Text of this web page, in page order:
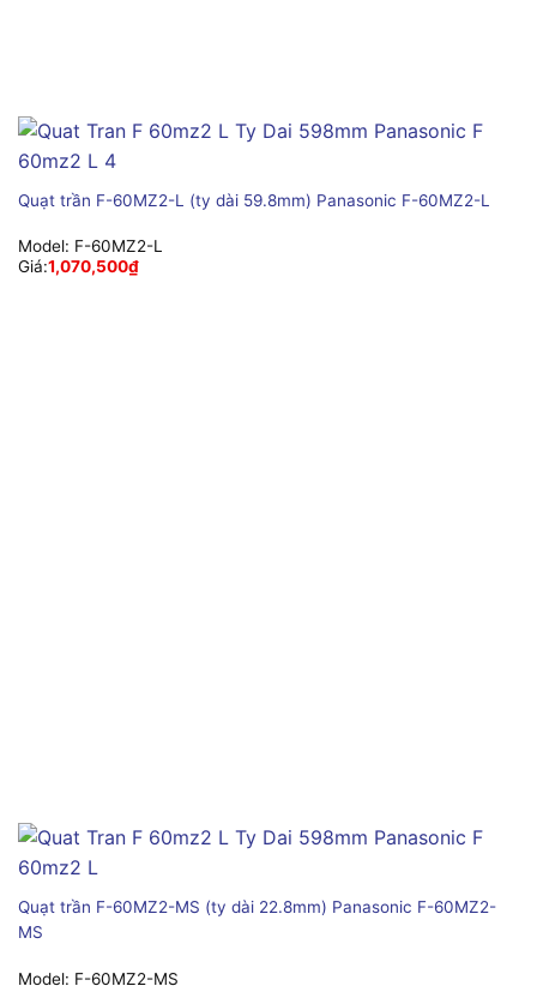
Quạt trần F-60MZ2-L (ty dài 59.8mm) Panasonic F-60MZ2-L
Model: F-60MZ2-L
Giá:1,070,500₫
Quạt trần F-60MZ2-MS (ty dài 22.8mm) Panasonic F-60MZ2-
MS
Model: F-60MZ2-MS